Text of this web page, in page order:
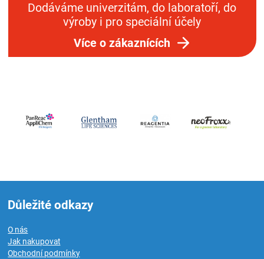
Dodáváme univerzitám, do laboratoří, do
výroby i pro speciální účely
Více o zákaznících
Důležité odkazy
O nás
Jak nakupovat
Obchodní podmínky